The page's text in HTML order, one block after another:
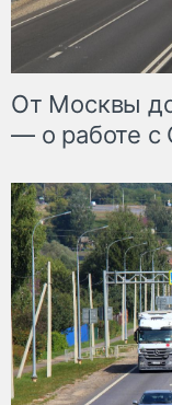
От Москвы
— о работе с